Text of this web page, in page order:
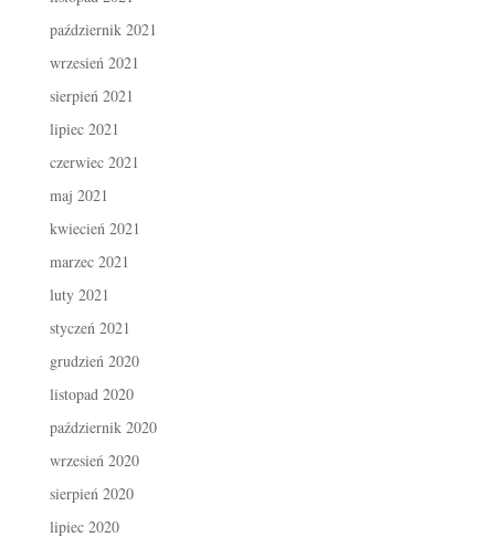
październik 2021
wrzesień 2021
sierpień 2021
lipiec 2021
czerwiec 2021
maj 2021
kwiecień 2021
marzec 2021
luty 2021
styczeń 2021
grudzień 2020
listopad 2020
październik 2020
wrzesień 2020
sierpień 2020
lipiec 2020